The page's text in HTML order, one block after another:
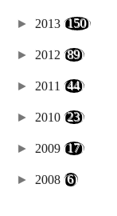
► 2013 (150)
► 2012 (89)
► 2011 (44)
► 2010 (23)
► 2009 (17)
► 2008 (6)